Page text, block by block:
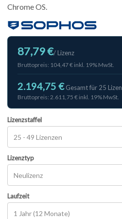
Chrome OS.
87,79 €/ Lizenz
Bruttopreis: 104,47 € inkl. 19% MwSt.
2.194,75 € Gesamt für 25
Bruttopreis: 2.611,75 € inkl. 19% MwSt.
Lizenzstaffel
Lizenztyp
Laufzeit